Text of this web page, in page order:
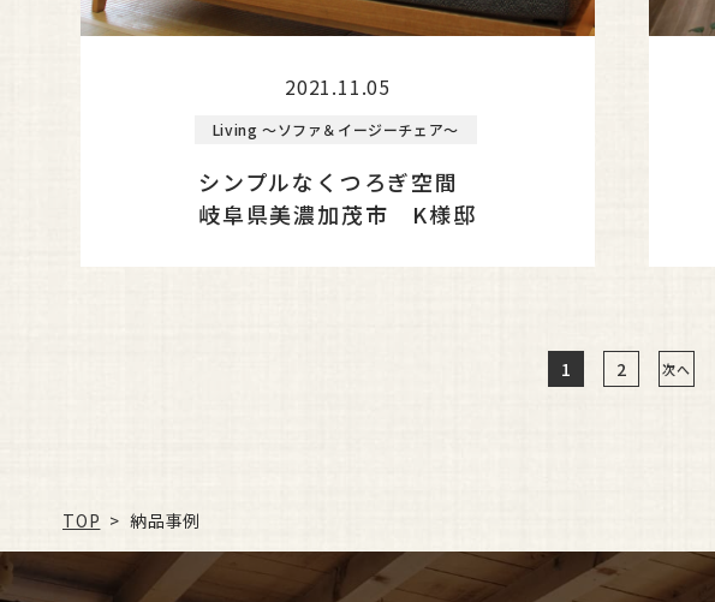
2021.11.05
Living ～ソファ＆イージーチェア～
シンプルなくつろぎ空間
岐阜県美濃加茂市 K様邸
1 2 次へ
TOP > 納品事例